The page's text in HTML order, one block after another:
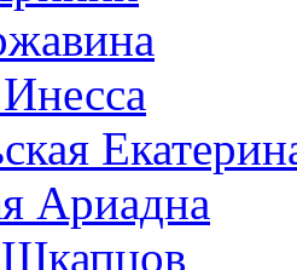
Ариадна